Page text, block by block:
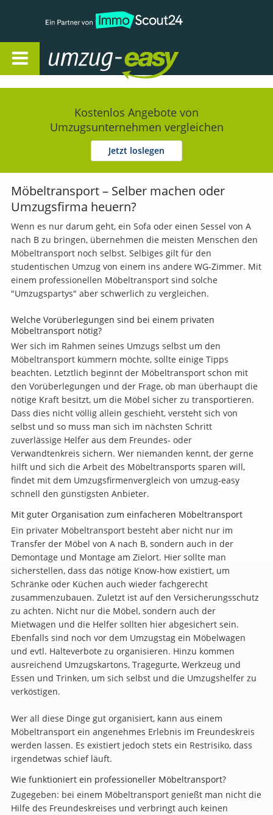
Kostenlos Angebote von
Umzugsunternehmen vergleichen
Jetzt loslegen
Möbeltransport – Selber machen oder
Umzugsfirma heuern?
Wenn es nur darum geht, ein Sofa oder einen Sessel von A
nach B zu bringen, übernehmen die meisten Menschen den
Möbeltransport noch selbst. Selbiges gilt für den
studentischen Umzug von einem ins andere WG-Zimmer. Mit
einem professionellen Möbeltransport sind solche
"Umzugspartys" aber schwerlich zu vergleichen.
Welche Vorüberlegungen sind bei einem privaten
Möbeltransport nötig?
Wer sich im Rahmen seines Umzugs selbst um den
Möbeltransport kümmern möchte, sollte einige Tipps
beachten. Letztlich beginnt der Möbeltransport schon mit
den Vorüberlegungen und der Frage, ob man überhaupt die
nötige Kraft besitzt, um die Möbel sicher zu transportieren.
Dass dies nicht völlig allein geschieht, versteht sich von
selbst und so muss man sich im nächsten Schritt
zuverlässige Helfer aus dem Freundes- oder
Verwandtenkreis sichern. Wer niemanden kennt, der gerne
hilft und sich die Arbeit des Möbeltransports sparen will,
findet mit dem Umzugsfirmenvergleich von umzug-easy
schnell den günstigsten Anbieter.
Mit guter Organisation zum einfacheren Möbeltransport
Ein privater Möbeltransport besteht aber nicht nur im
Transfer der Möbel von A nach B, sondern auch in der
Demontage und Montage am Zielort. Hier sollte man
sicherstellen, dass das nötige Know-how existiert, um
Schränke oder Küchen auch wieder fachgerecht
zusammenzubauen. Zuletzt ist auf den Versicherungsschutz
zu achten. Nicht nur die Möbel, sondern auch der
Mietwagen und die Helfer sollten hier abgesichert sein.
Ebenfalls sind noch vor dem Umzugstag ein Möbelwagen
und evtl. Halteverbote zu organisieren. Hinzu kommen
ausreichend Umzugskartons, Tragegurte, Werkzeug und
Essen und Trinken, um sich selbst und die Umzugshelfer zu
verköstigen.
Wer all diese Dinge gut organisiert, kann aus einem
Möbeltransport ein angenehmes Erlebnis im Freundeskreis
werden lassen. Es existiert jedoch stets ein Restrisiko, dass
irgendetwas schief läuft.
Wie funktioniert ein professioneller Möbeltransport?
Zugegeben: bei einem Möbeltransport genießt man nicht die
Hilfe des Freundeskreises und verbringt auch keinen